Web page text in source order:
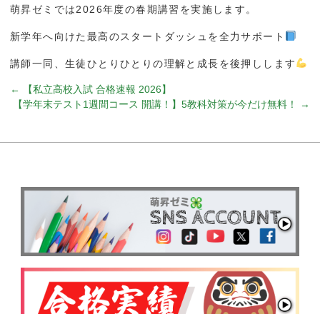
萌昇ゼミでは2026年度の春期講習を実施します。
新学年へ向けた最高のスタートダッシュを全力サポート
講師一同、生徒ひとりひとりの理解と成長を後押しします
←
【私立高校入試 合格速報 2026】
【学年末テスト1週間コース 開講！】5教科対策が今だけ無料！
→